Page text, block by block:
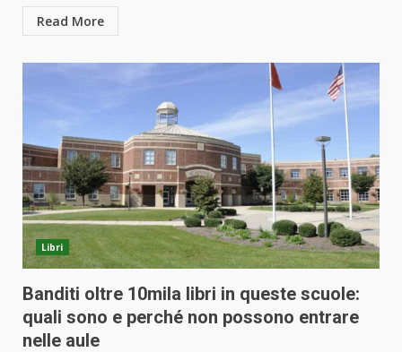
Read More
Libri
Banditi oltre 10mila libri in queste scuole:
quali sono e perché non possono entrare
nelle aule